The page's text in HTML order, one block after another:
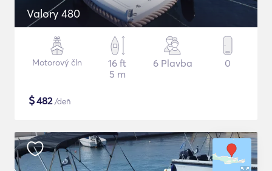
Valory 480
Motorový čln
16 ft
5 m
6 Plavba 0
$482/deň